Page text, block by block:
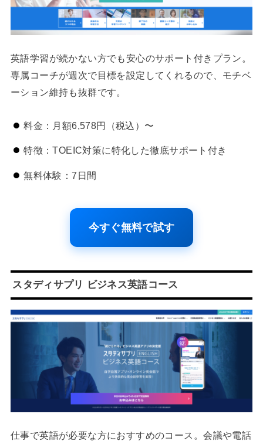
英語学習が続かない方でも安心のサポート付きプラン。
専属コーチが週次で目標を設定してくれるので、モチベ
ーション維持も抜群です。
料金：月額6,578円（税込）〜
特徴：TOEIC対策に特化した徹底サポート付き
無料体験：7日間
今すぐ無料で試す
スタディサプリ ビジネス英語コース
仕事で英語が必要な方におすすめのコース。会議や電話